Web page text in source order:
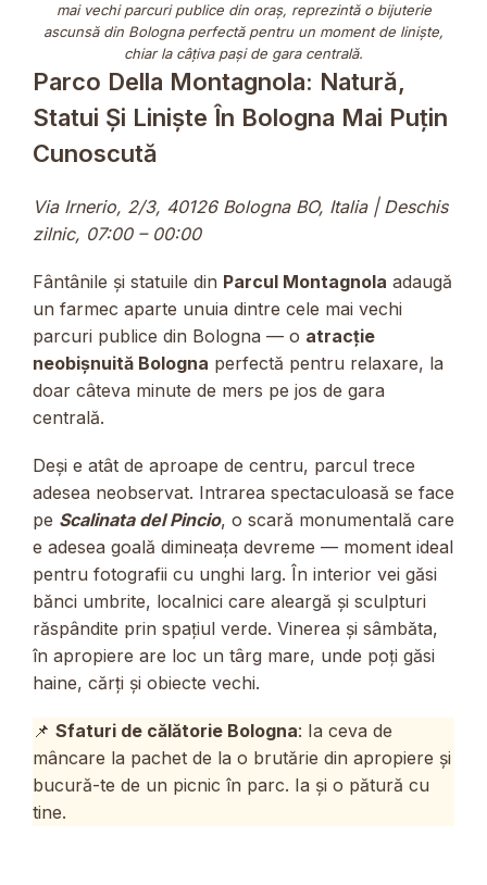
mai vechi parcuri publice din oraș, reprezintă o bijuterie
ascunsă din Bologna perfectă pentru un moment de liniște,
chiar la câțiva pași de gara centrală.
Parco Della Montagnola: Natură,
Statui Și Liniște În Bologna Mai Puțin
Cunoscută
Via Irnerio, 2/3, 40126 Bologna BO, Italia | Deschis
zilnic, 07:00 – 00:00
Fântânile și statuile din Parcul Montagnola adaugă
un farmec aparte unuia dintre cele mai vechi
parcuri publice din Bologna — o atracție
neobișnuită Bologna perfectă pentru relaxare, la
doar câteva minute de mers pe jos de gara
centrală.
Deși e atât de aproape de centru, parcul trece
adesea neobservat. Intrarea spectaculoasă se face
pe Scalinata del Pincio, o scară monumentală care
e adesea goală dimineața devreme — moment ideal
pentru fotografii cu unghi larg. În interior vei găsi
bănci umbrite, localnici care aleargă și sculpturi
răspândite prin spațiul verde. Vinerea și sâmbăta,
în apropiere are loc un târg mare, unde poți găsi
haine, cărți și obiecte vechi.
📌 Sfaturi de călătorie Bologna: Ia ceva de
mâncare la pachet de la o brutărie din apropiere și
bucură-te de un picnic în parc. Ia și o pătură cu
tine.